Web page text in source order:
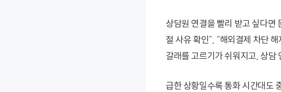
상담원 연결을 빨리 받고 싶다면
절 사유 확인”, “해외결제 차단
갈래를 고르기가 쉬워지고, 상담
급한 상황일수록 통화 시간대도